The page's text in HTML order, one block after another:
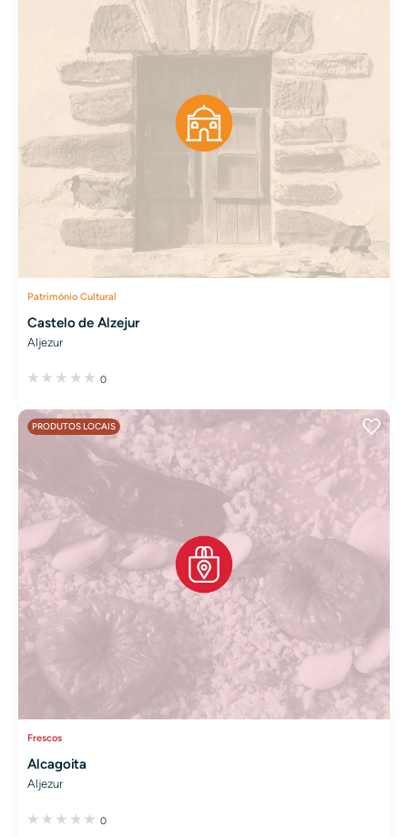
Património Cultural
Castelo de Alzejur
Aljezur
0
PRODUTOS LOCAIS
Frescos
Alcagoita
Aljezur
0